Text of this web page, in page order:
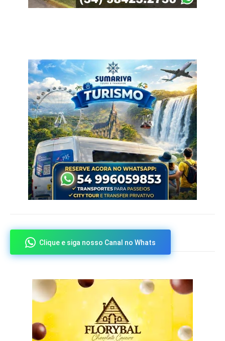
Clique e siga nosso Canal no Whats